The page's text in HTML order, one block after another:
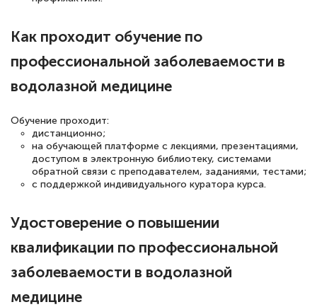
Елена Петрикс
Знаток города 5 уровня
11 марта 2026
повышени каалификации по
специальности «Тренер-преподаватель
по тяжелой атлетике»! Хочется
подчеркуть, что при обращении
специалисты, ответили на все
интересующие вопросы и в течении
двух…
Как проходит обучение по
профессиональной заболеваемости в
водолазной медицине
Обучение проходит:
дистанционно;
на обучающей платформе с лекциями, презентациями,
доступом в электронную библиотеку, системами
обратной связи с преподавателем, заданиями, тестами;
с поддержкой индивидуального куратора курса.
Удостоверение о повышении
квалификации по профессиональной
заболеваемости в водолазной
медицине